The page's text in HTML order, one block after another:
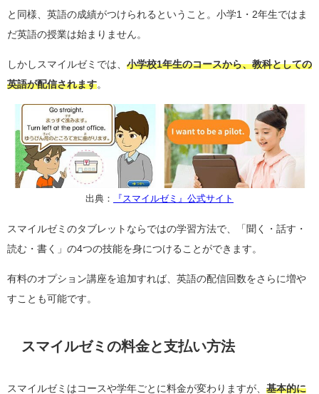
と同様、英語の成績がつけられるということ。小学1・2年生ではま
だ英語の授業は始まりません。
しかしスマイルゼミでは、 小学校1年生のコースから、教科としての
英語が配信されます
出典： 『スマイルゼミ』公式サイト
スマイルゼミのタブレットならではの学習方法で、「聞く・話す・
読む・書く」の4つの技能を身につけることができます。
有料のオプション講座を追加すれば、英語の配信回数をさらに増や
すことも可能です。
スマイルゼミの料金と支払い方法
スマイルゼミはコースや学年ごとに料金が変わりますが、 基本的に